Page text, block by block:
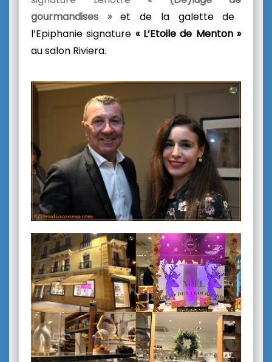
gourmandises »et de la galette de
l’Epiphanie signature « L’Etoile de Menton »
au salon Riviera.